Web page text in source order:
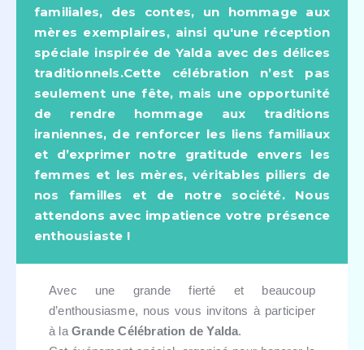
familiales, des contes, un hommage aux
mères exemplaires, ainsi qu'une réception
spéciale inspirée de Yalda avec des délices
traditionnels.Cette célébration n’est pas
seulement une fête, mais une opportunité
de rendre hommage aux traditions
iraniennes, de renforcer les liens familiaux
et d’exprimer notre gratitude envers les
femmes et les mères, véritables piliers de
nos familles et de notre société. Nous
attendons avec impatience votre présence
enthousiaste !
Avec une grande fierté et beaucoup
d’enthousiasme, nous vous invitons à participer
à la Grande Célébration de Yalda.